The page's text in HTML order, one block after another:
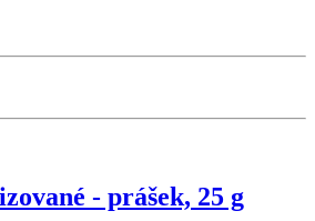
- prášek, 25 g